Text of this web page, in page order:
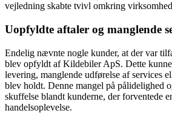
vejledning skabte tvivl omkring
Uopfyldte aftaler og manglende
Endelig nævnte nogle kunder, at der var
blev opfyldt af Kildebiler ApS. Dette
levering, manglende udførelse af services
blev holdt. Denne mangel på pålidelighed
skuffelse blandt kunderne, der forventede
handelsoplevelse.